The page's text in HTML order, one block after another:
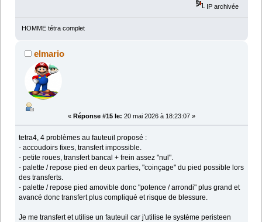
IP archivée
HOMME tétra complet
elmario
« Réponse #15 le: 20 mai 2026 à 18:23:07 »
tetra4, 4 problèmes au fauteuil proposé :
- accoudoirs fixes, transfert impossible.
- petite roues, transfert bancal + frein assez "nul".
- palette / repose pied en deux parties, "coinçage" du pied possible lors
des transferts.
- palette / repose pied amovible donc "potence / arrondi" plus grand et
avancé donc transfert plus compliqué et risque de blessure.
Je me transfert et utilise un fauteuil car j'utilise le système peristeen